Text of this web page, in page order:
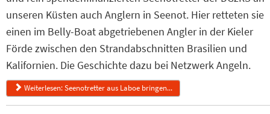
unseren Küsten auch Anglern in Seenot. Hier retteten sie
einen im Belly-Boat abgetriebenen Angler in der Kieler
Förde zwischen den Strandabschnitten Brasilien und
Kalifornien. Die Geschichte dazu bei Netzwerk Angeln.
Weiterlesen: Seenotretter aus Laboe bringen...